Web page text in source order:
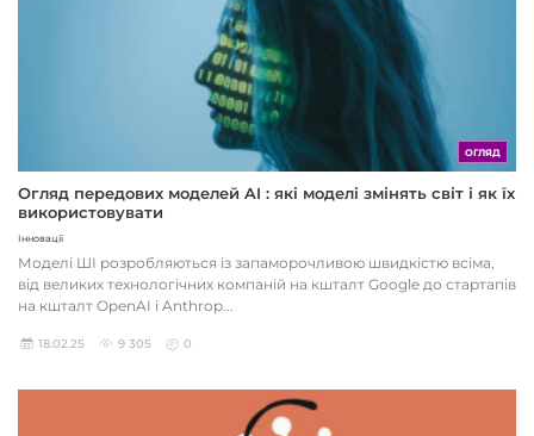
ОГЛЯД
Огляд передових моделей AI : які моделі змінять світ і як їх
використовувати
Інновації
Моделі ШІ розробляються із запаморочливою швидкістю всіма,
від великих технологічних компаній на кшталт Google до стартапів
на кшталт OpenAI і Anthrop...
18.02.25 9 305 0